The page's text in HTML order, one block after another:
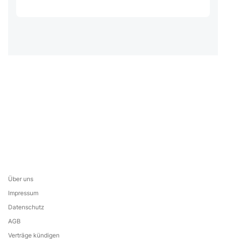
Über uns
Impressum
Datenschutz
AGB
Verträge kündigen